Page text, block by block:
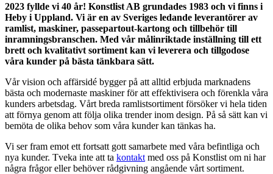
2023 fyllde vi 40 år! Konstlist AB grundades 1983 och vi finns i
Heby i Uppland. Vi är en av Sveriges ledande leverantörer av
ramlist, maskiner, passepartout-kartong och tillbehör till
inramningsbranschen. Med vår målinriktade inställning till ett
brett och kvalitativt sortiment kan vi leverera och tillgodose
våra kunder på bästa tänkbara sätt.
Vår vision och affärsidé bygger på att alltid erbjuda marknadens
bästa och modernaste maskiner för att effektivisera och förenkla våra
kunders arbetsdag. Vårt breda ramlistsortiment försöker vi hela tiden
att förnya genom att följa olika trender inom design. På så sätt kan vi
bemöta de olika behov som våra kunder kan tänkas ha.
Vi ser fram emot ett fortsatt gott samarbete med våra befintliga och
nya kunder. Tveka inte att ta kontakt med oss på Konstlist om ni har
några frågor eller behöver rådgivning angående vårt sortiment.